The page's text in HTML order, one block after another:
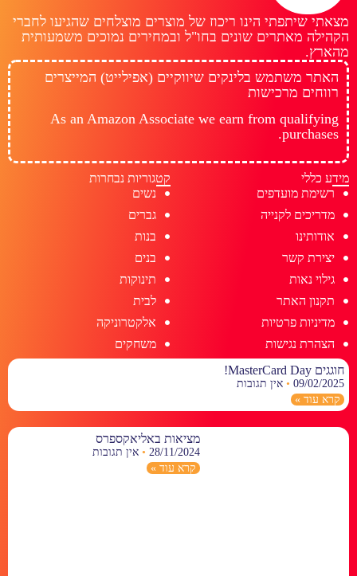
מצאתי שיתפתי הינו ריכוז של מוצרים מוצלחים שהגיעו לחברי
הקהילה מאתרים שונים בחו"ל ובמחירים נמוכים משמעותית
מהארץ.
האתר משתמש בלינקים שיווקיים (אפילייט) המייצרים
רווחים מרכישות
As an Amazon Associate we earn from qualifying
purchases.
מידע כללי
רשימת מועדפים
מדריכים לקנייה
אודותינו
יצירת קשר
גילוי נאות
תקנון האתר
מדיניות פרטיות
הצהרת נגישות
קטגוריות נבחרות
נשים
גברים
בנות
בנים
תינוקות
לבית
אלקטרוניקה
משחקים
חוגגים MasterCard Day!
09/02/2025
אין תגובות
קרא עוד »
מציאות באליאקספרס
28/11/2024 אין תגובות
קרא עוד »